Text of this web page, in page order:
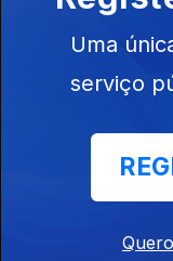
Uma
serviço